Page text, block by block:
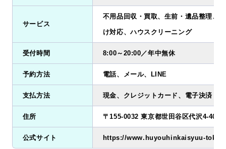
サービス
不用品回収・買取、生前・遺品整理、
け対応、ハウスクリーニング
受付時間 8:00～20:00／年中無休
予約方法 電話、メール、LINE
支払方法 現金、クレジットカード、電子決済
住所 〒155-0032 東京都世田谷区代沢4-40-
公式サイト https://www.huyouhinkaisyuu-